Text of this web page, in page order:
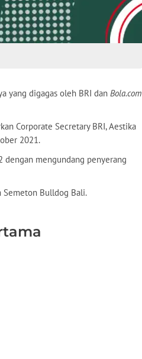
yang digagas oleh BRI dan Bola.com
Corporate Secretary BRI, Aestika
2021.
dengan mengundang penyerang
Semeton Bulldog Bali.